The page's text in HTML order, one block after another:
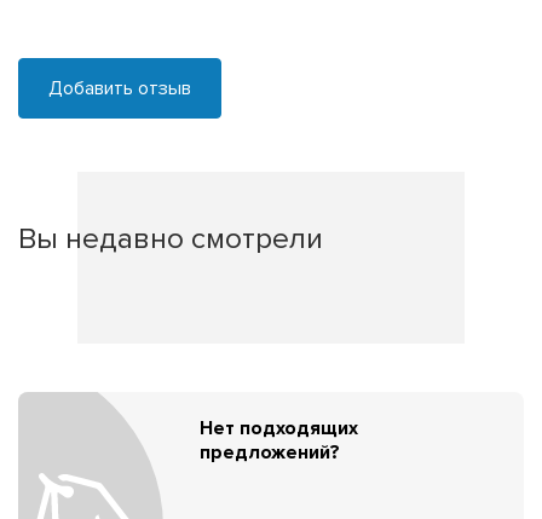
Добавить отзыв
Вы недавно смотрели
Нет подходящих
предложений?